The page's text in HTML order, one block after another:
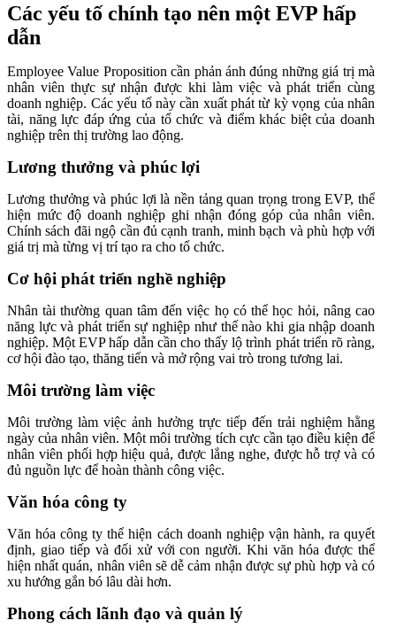
Các yếu tố chính tạo nên một EVP hấp
dẫn
Employee Value Proposition cần phản ánh đúng những giá trị mà
nhân viên thực sự nhận được khi làm việc và phát triển cùng
doanh nghiệp. Các yếu tố này cần xuất phát từ kỳ vọng của nhân
tài, năng lực đáp ứng của tổ chức và điểm khác biệt của doanh
nghiệp trên thị trường lao động.
Lương thưởng và phúc lợi
Lương thưởng và phúc lợi là nền tảng quan trọng trong EVP, thể
hiện mức độ doanh nghiệp ghi nhận đóng góp của nhân viên.
Chính sách đãi ngộ cần đủ cạnh tranh, minh bạch và phù hợp với
giá trị mà từng vị trí tạo ra cho tổ chức.
Cơ hội phát triển nghề nghiệp
Nhân tài thường quan tâm đến việc họ có thể học hỏi, nâng cao
năng lực và phát triển sự nghiệp như thế nào khi gia nhập doanh
nghiệp. Một EVP hấp dẫn cần cho thấy lộ trình phát triển rõ ràng,
cơ hội đào tạo, thăng tiến và mở rộng vai trò trong tương lai.
Môi trường làm việc
Môi trường làm việc ảnh hưởng trực tiếp đến trải nghiệm hằng
ngày của nhân viên. Một môi trường tích cực cần tạo điều kiện để
nhân viên phối hợp hiệu quả, được lắng nghe, được hỗ trợ và có
đủ nguồn lực để hoàn thành công việc.
Văn hóa công ty
Văn hóa công ty thể hiện cách doanh nghiệp vận hành, ra quyết
định, giao tiếp và đối xử với con người. Khi văn hóa được thể
hiện nhất quán, nhân viên sẽ dễ cảm nhận được sự phù hợp và có
xu hướng gắn bó lâu dài hơn.
Phong cách lãnh đạo và quản lý